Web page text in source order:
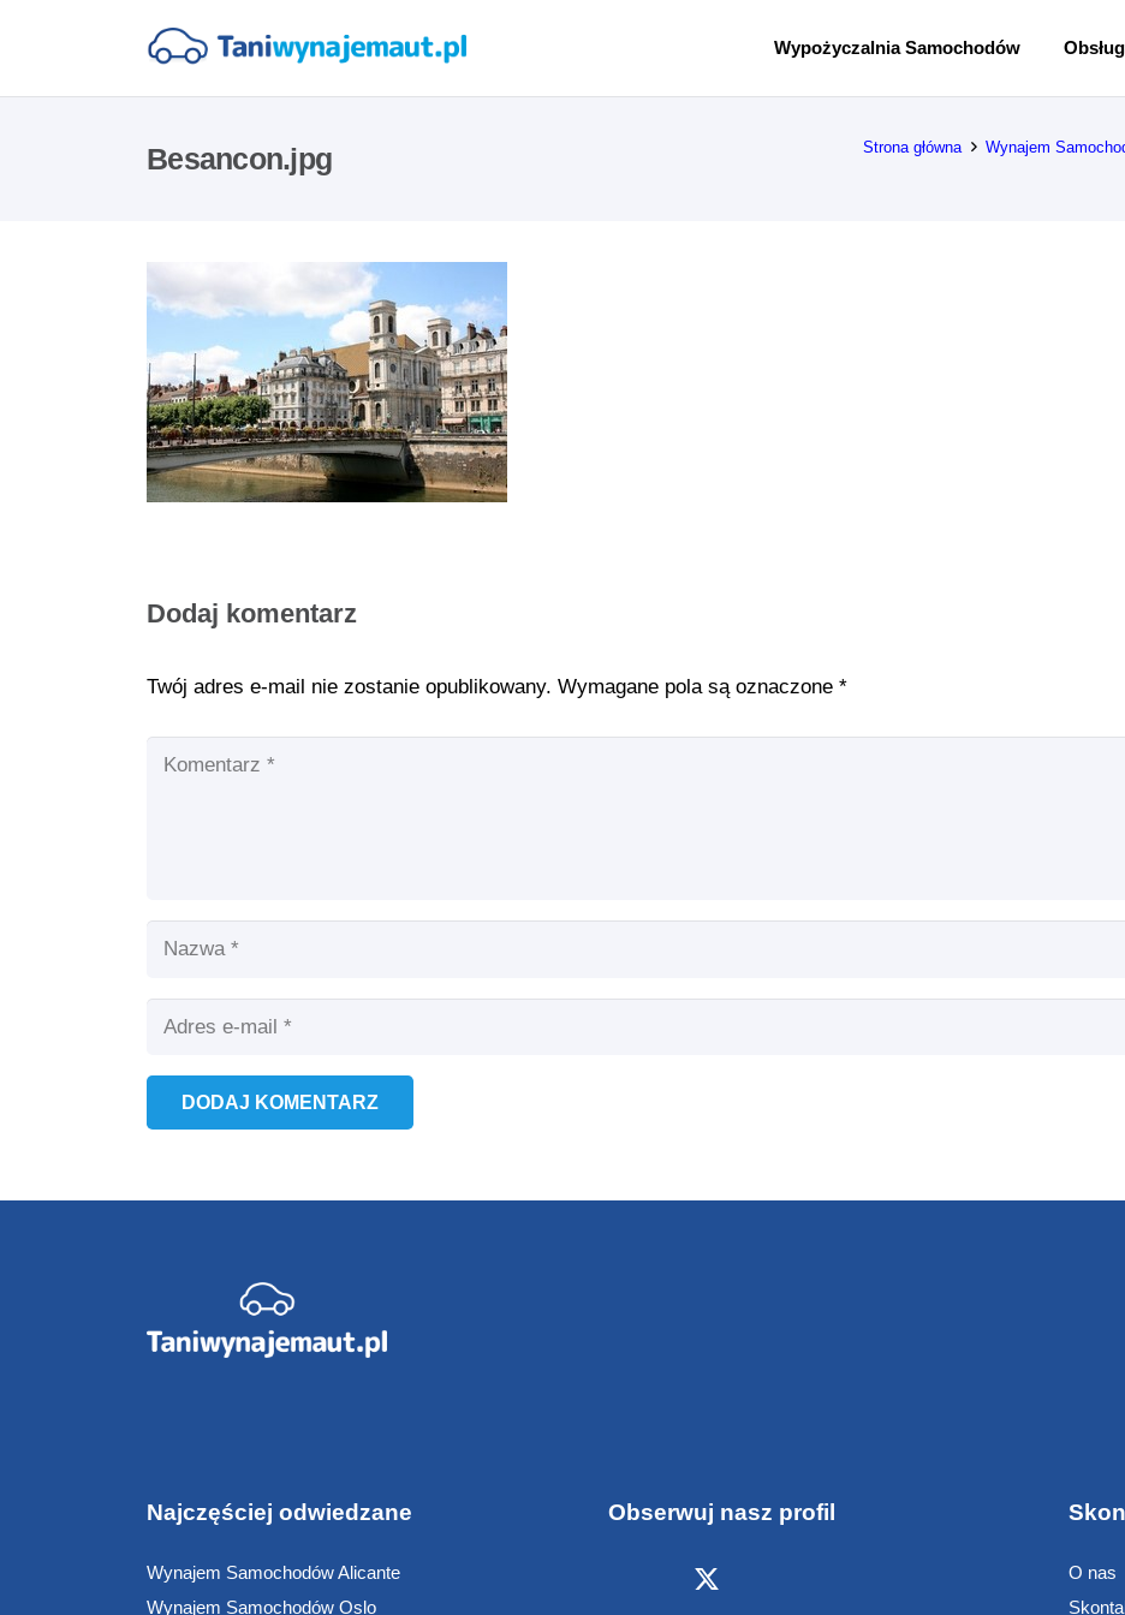
Wypożyczalnia Samochodów
Besancon.jpg Strona główna Wynajem
Dodaj komentarz
Twój adres e-mail nie zostanie opublikowany. Wymagane pola są oznaczone *
DODAJ KOMENTARZ
Najczęściej odwiedzane
Wynajem Samochodów Alicante
Wynajem Samochodów Oslo
Obserwuj nasz profil
O nas